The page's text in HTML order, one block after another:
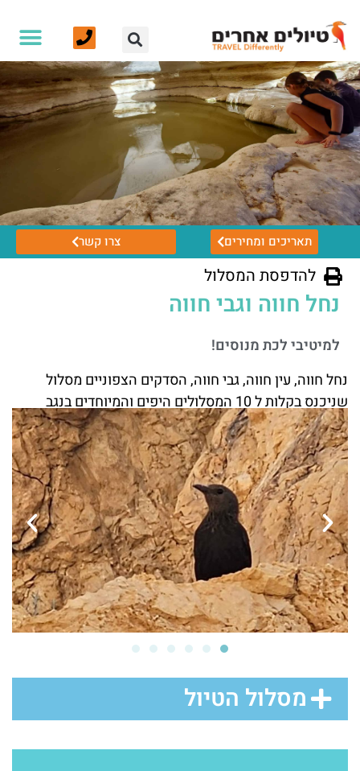
תאריכים ומחירים צרו קשר
להדפסת המסלול
נחל חווה וגבי חווה
למיטיבי לכת מנוסים!
נחל חווה, עין חווה, גבי חווה, הסדקים הצפוניים מסלול
שניכנס בקלות ל 10 המסלולים היפים והמיוחדים בנגב
מסלול הטיול